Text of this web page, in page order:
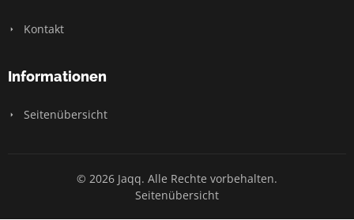
Kontakt
Informationen
Seitenübersicht
© 2026 Jaqq. Alle Rechte vorbehalten.
Seitenübersicht